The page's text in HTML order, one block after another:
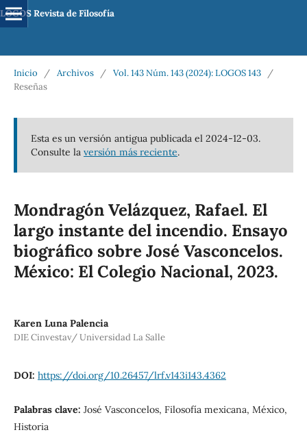
LOGOS Revista de Filosofía
Inicio / Archivos / Vol. 143 Núm. 143 (2024): LOGOS 143
/
Reseñas
Esta es un versión antigua publicada el 2024-12-03.
Consulte la versión más reciente.
Mondragón Velázquez, Rafael. El
largo instante del incendio. Ensayo
biográfico sobre José Vasconcelos.
México: El Colegio Nacional, 2023.
Karen Luna Palencia
DIE Cinvestav/ Universidad La Salle
DOI: https://doi.org/10.26457/lrf.v143i143.4362
Palabras clave: José Vasconcelos, Filosofía mexicana, México,
Historia